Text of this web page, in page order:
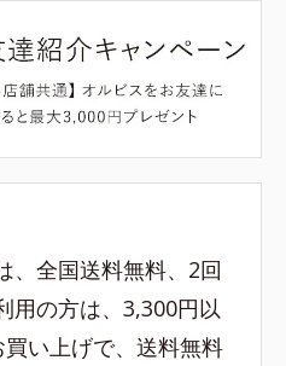
、全国送料無料、2回
用の方は、3,300円以
買い上げで、送料無料